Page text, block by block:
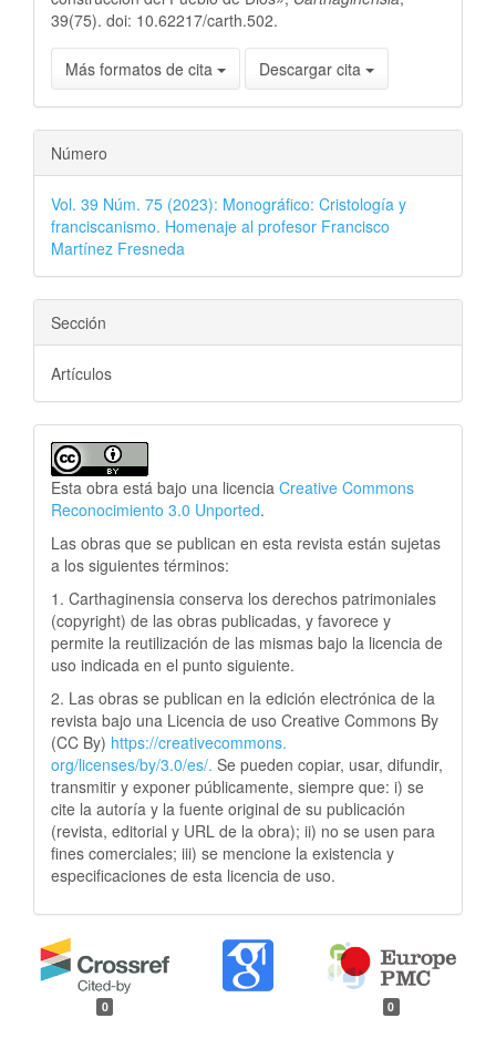
39(75). doi: 10.62217/carth.502.
Más formatos de cita Descargar cita
Número
Vol. 39 Núm. 75 (2023): Monográfico: Cristología y
franciscanismo. Homenaje al profesor Francisco
Martínez Fresneda
Sección
Artículos
Esta obra está bajo una licencia Creative Commons
Reconocimiento 3.0 Unported.
Las obras que se publican en esta revista están sujetas
a los siguientes términos:
1. Carthaginensia conserva los derechos patrimoniales
(copyright) de las obras publicadas, y favorece y
permite la reutilización de las mismas bajo la licencia de
uso indicada en el punto siguiente.
2. Las obras se publican en la edición electrónica de la
revista bajo una Licencia de uso Creative Commons By
(CC By) https://creativecommons.
org/licenses/by/3.0/es/. Se pueden copiar, usar, difundir,
transmitir y exponer públicamente, siempre que: i) se
cite la autoría y la fuente original de su publicación
(revista, editorial y URL de la obra); ii) no se usen para
fines comerciales; iii) se mencione la existencia y
especificaciones de esta licencia de uso.
0 0